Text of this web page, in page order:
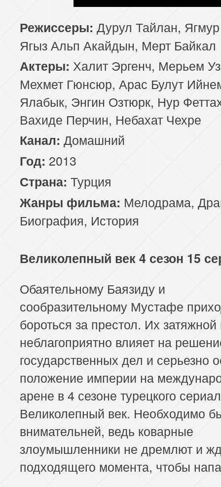
Режиссеры: Дурул Тайлан,
Ягыз Альп Акайдын, Мерт Байкал
Актеры: Халит Эргенч, Мерьем
Мехмет Гюнсюр, Арас Булут
Ялабык, Энгин Озтюрк, Нур
Вахиде Перчин, Небахат Чехре
Канал: Домашний
Год: 2013
Страна: Турция
Жанры фильма: Мелодрама,
Биография, История
Великолепный век 4 сезон 15
Обаятельному Баязиду и
сообразительному Мустафе
бороться за престол. Их
неблагоприятно влияет на
государственных дел и серьезно
положение империи на
арене в 4 сезоне турецкого
Великолепный век. Необходимо
внимательней, ведь коварные
злоумышленники не дремлют и
подходящего момента, чтобы